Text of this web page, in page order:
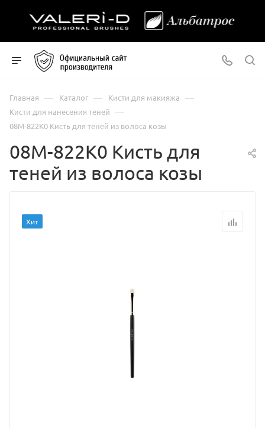
Главная — Каталог — Кисти для макияжа —
Кисти для нанесения теней —
08М-822К0 Кисть для теней из волоса козы
08М-822К0 Кисть для
теней из волоса козы
Хит